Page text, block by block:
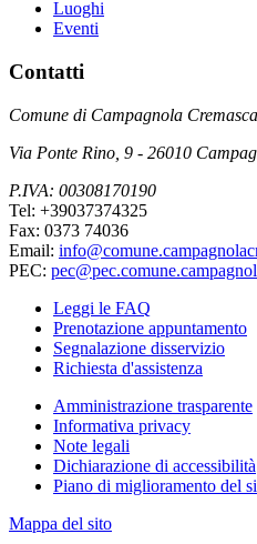
Luoghi
Eventi
Contatti
Comune di Campagnola Cremasca
Via Ponte Rino, 9 - 26010
P.IVA: 00308170190
Tel: +39037374325
Fax: 0373 74036
Email:
PEC:
Leggi le FAQ
Prenotazione appuntamento
Segnalazione disservizio
Richiesta d'assistenza
Amministrazione trasparente
Informativa privacy
Note legali
Dichiarazione di accessibilità
Piano di miglioramento del
Mappa del sito